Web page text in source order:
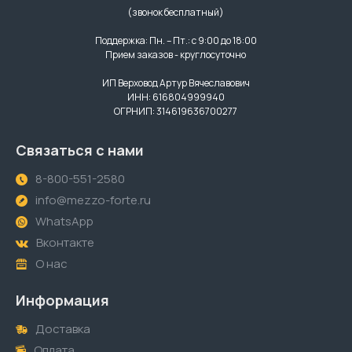
(звонок бесплатный)
Поддержка: Пн. – Пт.: с 9:00 до 18:00
Прием заказов - круглосуточно
ИП Верховод Артур Вячеславович
ИНН: 616804999940
ОГРНИП: 314619636700277
Связаться с нами
8-800-551-2580
info@mezzo-forte.ru
WhatsApp
Вконтакте
О нас
Информация
Доставка